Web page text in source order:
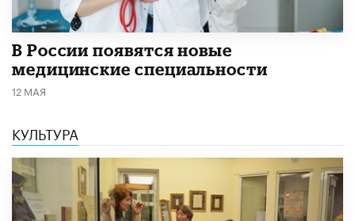
В России появятся новые
медицинские специальности
12 МАЯ
КУЛЬТУРА